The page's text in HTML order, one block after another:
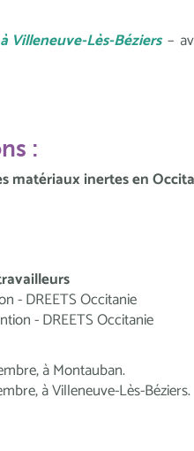
Villeneuve-Lès-Béziers –
:
matériaux inertes en
- DREETS Occitanie
- DREETS Occitanie
à Montauban.
à Villeneuve-Lès-Béziers.